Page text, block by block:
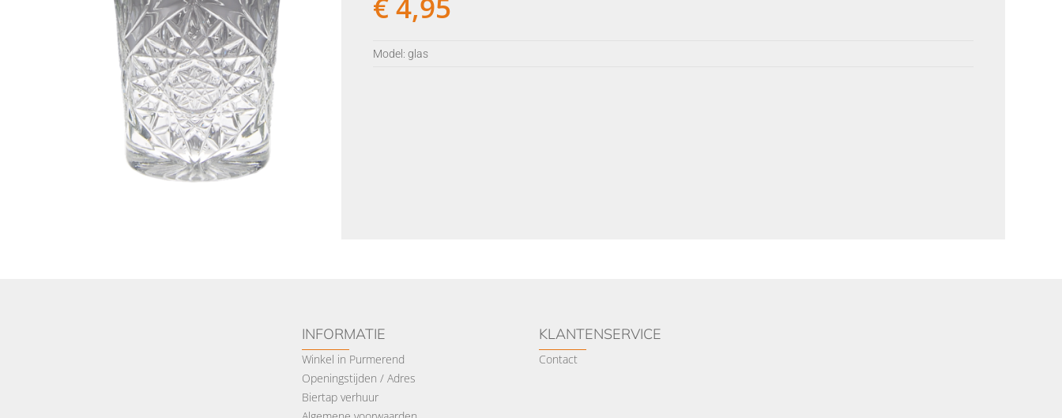
€4,95
Model: glas
INFORMATIE
Winkel in Purmerend
Openingstijden / Adres
Biertap verhuur
KLANTENSERVICE
Contact